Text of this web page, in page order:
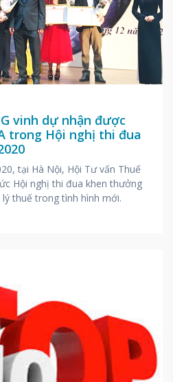
vinh dự nhận được
trong Hội nghị thi đua
tại Hà Nội, Hội Tư vấn Thuế
Hội nghị thi đua khen thưởng
thuế trong tình hình mới.